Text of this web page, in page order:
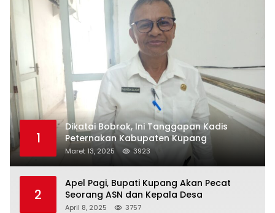
1
Dikatai Bobrok, Ini Tanggapan Kadis
Peternakan Kabupaten Kupang
Maret 13, 2025 3923
2
Apel Pagi, Bupati Kupang Akan Pecat
Seorang ASN dan Kepala Desa
April 8, 2025 3757